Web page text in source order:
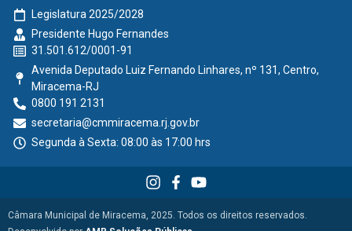
Legislatura 2025/2028
Presidente Hugo Fernandes
31.501.612/0001-91
Avenida Deputado Luiz Fernando Linhares, nº 131, Centro,
Miracema-RJ
0800 191 2131
secretaria@cmmiracema.rj.gov.br
Segunda à Sexta: 08:00 às 17:00 hrs
Câmara Municipal de Miracema, 2025. Todos os direitos reservados.